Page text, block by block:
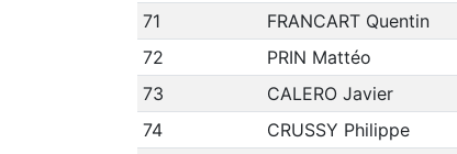
71
FRANCART Quentin
72
PRIN Mattéo
73
CALERO Javier
74
CRUSSY Philippe